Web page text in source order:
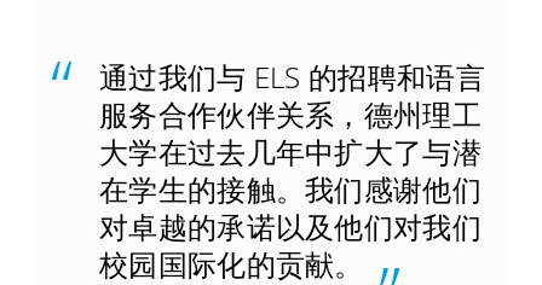
通过我们与 ELS 的招聘和语言
服务合作伙伴关系，德州理工
大学在过去几年中扩大了与潜
在学生的接触。我们感谢他们
对卓越的承诺以及他们对我们
校园国际化的贡献。